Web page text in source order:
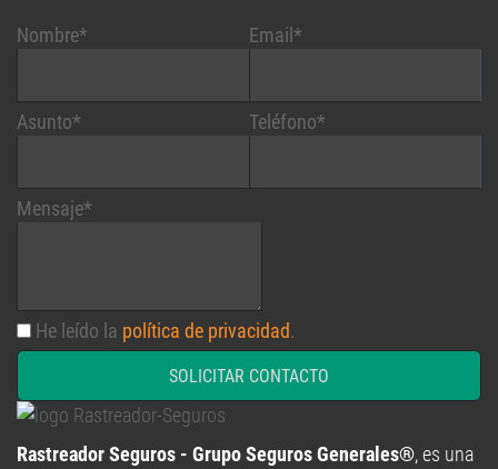
Nombre*
Asunto*
Email*
Teléfono*
Mensaje*
He leído la política de privacidad.
SOLICITAR CONTACTO
Rastreador Seguros - Grupo Seguros Generales®, es una